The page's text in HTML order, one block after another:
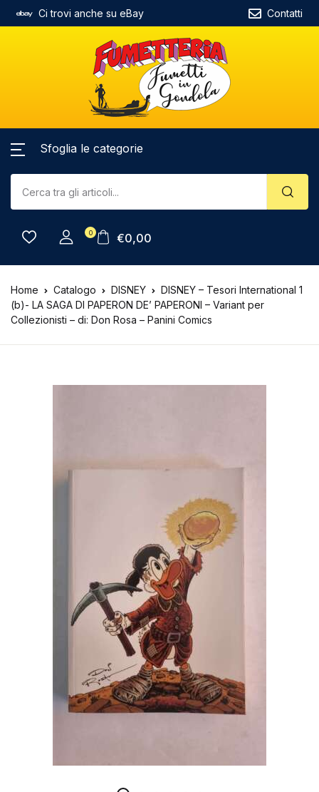
Ci trovi anche su eBay Contatti
Sfoglia le categorie
0 €0,00
Home Catalogo DISNEY
DISNEY – Tesori International 1
(b)- LA SAGA DI PAPERON DE’ PAPERONI – Variant per
Collezionisti – di: Don Rosa – Panini Comics